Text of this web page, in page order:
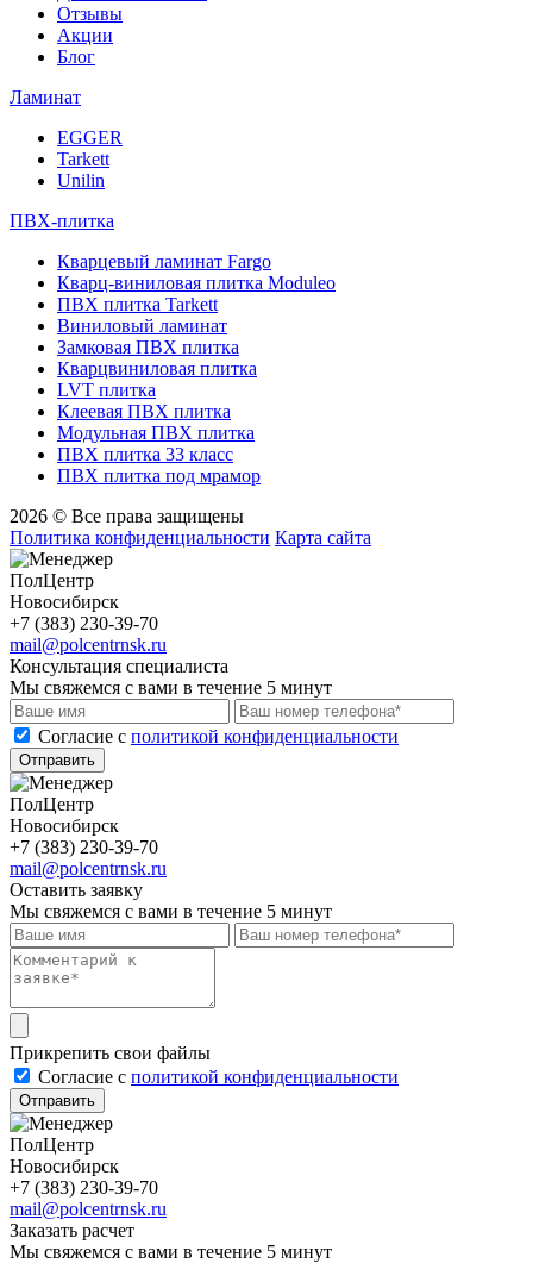
Отзывы
Акции
Блог
Ламинат
EGGER
Tarkett
Unilin
ПВХ-плитка
Кварцевый ламинат Fargo
Кварц-виниловая плитка Moduleo
ПВХ плитка Tarkett
Виниловый ламинат
Замковая ПВХ плитка
Кварцвиниловая плитка
LVT плитка
Клеевая ПВХ плитка
Модульная ПВХ плитка
ПВХ плитка 33 класс
ПВХ плитка под мрамор
2026 © Все права защищены
Политика конфиденциальности Карта сайта
ПолЦентр
Новосибирск
+7 (383) 230-39-70
mail@polcentrnsk.ru
Консультация специалиста
Мы свяжемся с вами в течение 5 минут
Cогласие с политикой конфиденциальности
Отправить
ПолЦентр
Новосибирск
+7 (383) 230-39-70
mail@polcentrnsk.ru
Оставить заявку
Мы свяжемся с вами в течение 5 минут
Прикрепить свои файлы
Cогласие с политикой конфиденциальности
Отправить
ПолЦентр
Новосибирск
+7 (383) 230-39-70
mail@polcentrnsk.ru
Заказать расчет
Мы свяжемся с вами в течение 5 минут